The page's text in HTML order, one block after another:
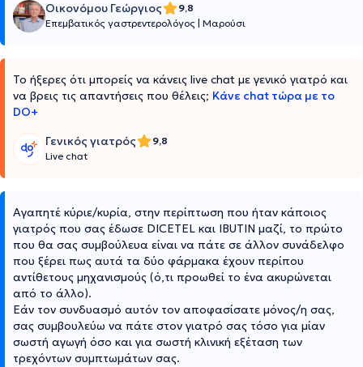
Οικονόμου Γεώργιος
9,8
Επεμβατικός γαστρεντερολόγος Μαρούσι
Το ήξερες ότι μπορείς να κάνεις live chat με γενικό γιατρό και
να βρεις τις απαντήσεις που θέλεις; Κάνε chat τώρα με το
DO+
Γενικός γιατρός
9,8
Live chat
Αγαπητέ κύριε/κυρία, στην περίπτωση που ήταν κάποιος
γιατρός που σας έδωσε DICETEL και IBUTIN μαζί, το πρώτο
που θα σας συμβούλευα είναι να πάτε σε άλλον συνάδελφο
που ξέρει πως αυτά τα δύο φάρμακα έχουν περίπου
αντίθετους μηχανισμούς (ό,τι προωθεί το ένα ακυρώνεται
από το άλλο).
Εάν τον συνδυασμό αυτόν τον αποφασίσατε μόνος/η σας,
σας συμβουλεύω να πάτε στον γιατρό σας τόσο για μίαν
σωστή αγωγή όσο και για σωστή κλινική εξέταση των
τρεχόντων συμπτωμάτων σας.